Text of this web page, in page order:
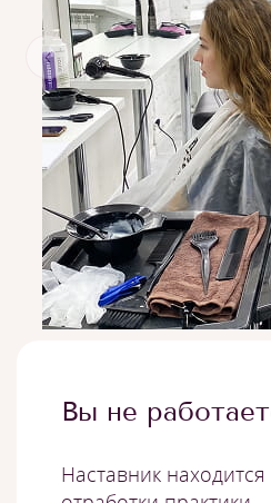
‹
Вы не
Наставник